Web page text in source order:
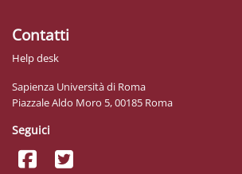
Contatti
Help desk
Sapienza Università di Roma
Piazzale Aldo Moro 5, 00185 Roma
Seguici